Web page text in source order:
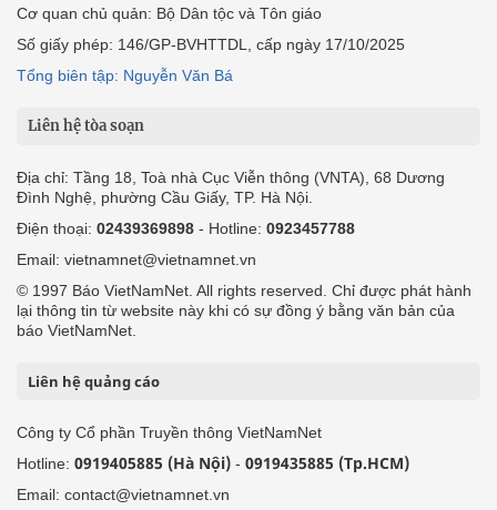
Cơ quan chủ quản: Bộ Dân tộc và Tôn giáo
Số giấy phép: 146/GP-BVHTTDL, cấp ngày 17/10/2025
Tổng biên tập: Nguyễn Văn Bá
Liên hệ tòa soạn
Địa chỉ: Tầng 18, Toà nhà Cục Viễn thông (VNTA), 68 Dương
Đình Nghệ, phường Cầu Giấy, TP. Hà Nội.
Điện thoại: 02439369898 - Hotline: 0923457788
Email: vietnamnet@vietnamnet.vn
© 1997 Báo VietNamNet. All rights reserved. Chỉ được phát hành
lại thông tin từ website này khi có sự đồng ý bằng văn bản của
báo VietNamNet.
Liên hệ quảng cáo
Công ty Cổ phần Truyền thông VietNamNet
Hotline: 0919405885 (Hà Nội) - 0919435885 (Tp.HCM)
Email: contact@vietnamnet.vn